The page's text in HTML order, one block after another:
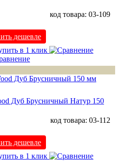
код товара: 03-109
дешевле
в 1 клик
Дуб Брусничный Натур 150
код товара: 03-112
дешевле
в 1 клик